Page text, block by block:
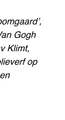
Gogh
Klimt,
op